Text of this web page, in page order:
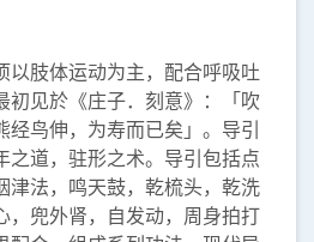
以肢体运动为主，配合呼吸吐
初见於《庄子．刻意》：「吹
经鸟伸，为寿而已矣」。导引
之道，驻形之术。导引包括点
津法，鸣天鼓，乾梳头，乾洗
，兜外肾，自发动，周身拍打